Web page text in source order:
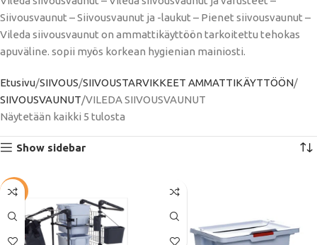
Siivousvaunut – Siivousvaunut ja -laukut – Pienet siivousvaunut –
Vileda siivousvaunut on ammattikäyttöön tarkoitettu tehokas
apuväline. sopii myös korkean hygienian mainiosti.
Etusivu SIIVOUS SIIVOUSTARVIKKEET AMMATTIKÄYTTÖÖN
SIIVOUSVAUNUT VILEDA SIIVOUSVAUNUT
Näytetään kaikki 5 tulosta
Show sidebar
-42%